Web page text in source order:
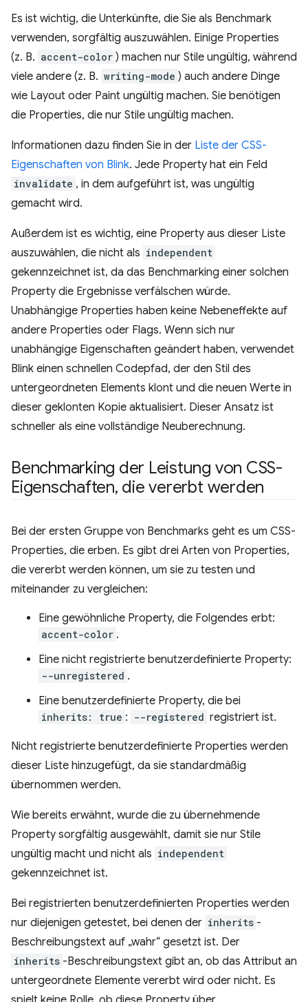
Es ist wichtig, die Unterkünfte, die Sie als Benchmark
verwenden, sorgfältig auszuwählen. Einige Properties
(z. B. accent-color ) machen nur Stile ungültig, während
viele andere (z. B. writing-mode ) auch andere Dinge
wie Layout oder Paint ungültig machen. Sie benötigen
die Properties, die nur Stile ungültig machen.
Informationen dazu finden Sie in der Liste der CSS-
Eigenschaften von Blink. Jede Property hat ein Feld
invalidate , in dem aufgeführt ist, was ungültig
gemacht wird.
Außerdem ist es wichtig, eine Property aus dieser Liste
auszuwählen, die nicht als independent
gekennzeichnet ist, da das Benchmarking einer solchen
Property die Ergebnisse verfälschen würde.
Unabhängige Properties haben keine Nebeneffekte auf
andere Properties oder Flags. Wenn sich nur
unabhängige Eigenschaften geändert haben, verwendet
Blink einen schnellen Codepfad, der den Stil des
untergeordneten Elements klont und die neuen Werte in
dieser geklonten Kopie aktualisiert. Dieser Ansatz ist
schneller als eine vollständige Neuberechnung.
Benchmarking der Leistung von CSS-
Eigenschaften, die vererbt werden
Bei der ersten Gruppe von Benchmarks geht es um CSS-
Properties, die erben. Es gibt drei Arten von Properties,
die vererbt werden können, um sie zu testen und
miteinander zu vergleichen:
Eine gewöhnliche Property, die Folgendes erbt:
accent-color .
Eine nicht registrierte benutzerdefinierte Property:
--unregistered .
Eine benutzerdefinierte Property, die bei
inherits: true : --registered registriert ist.
Nicht registrierte benutzerdefinierte Properties werden
dieser Liste hinzugefügt, da sie standardmäßig
übernommen werden.
Wie bereits erwähnt, wurde die zu übernehmende
Property sorgfältig ausgewählt, damit sie nur Stile
ungültig macht und nicht als independent
gekennzeichnet ist.
Bei registrierten benutzerdefinierten Properties werden
nur diejenigen getestet, bei denen der inherits -
Beschreibungstext auf „wahr“ gesetzt ist. Der
inherits -Beschreibungstext gibt an, ob das Attribut an
untergeordnete Elemente vererbt wird oder nicht. Es